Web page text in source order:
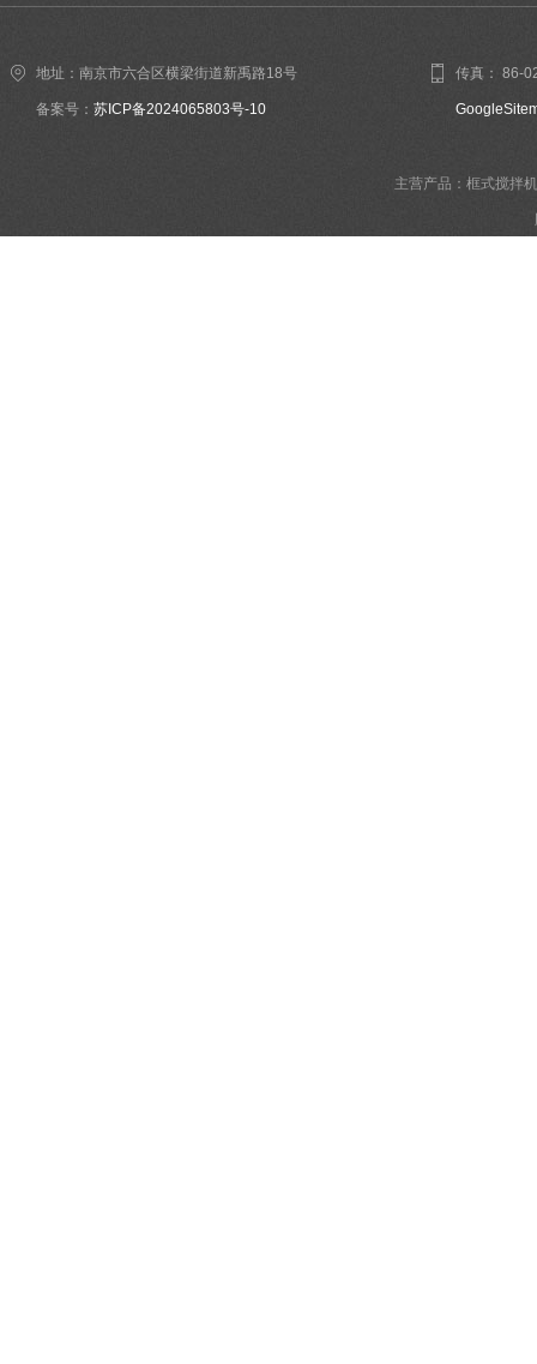
地址：南京市六合区横梁街道新禹路18号
备案号： 苏ICP备2024065803号-10
传真： 86-
主营产品：框式搅拌